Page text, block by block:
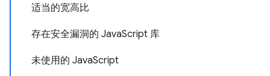
适当的宽高比
存在安全漏洞的 JavaScript 库
未使用的 JavaScript